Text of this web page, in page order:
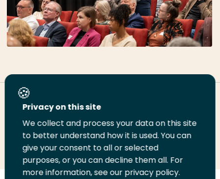
Deel deze pagina
Deel
LinkedIn
Deel
op
Twitter
Deel
op
Facebook
Email
deze
pagina
Print
deze
pagina
Privacy on this site
We collect and process your data on this site
to better understand how it is used. You can
give your consent to all or selected
purposes, or you can decline them all. For
more information, see our privacy policy.